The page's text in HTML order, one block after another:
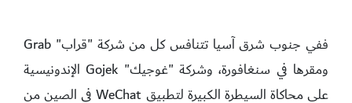
ففي جنوب شرق آسيا تتنافس كل من شركة "قراب" Grab
ومقرها في سنغافورة، وشركة "غوجيك" Gojek الإندونيسية
على محاكاة السيطرة الكبيرة لتطبيق WeChat في الصين من